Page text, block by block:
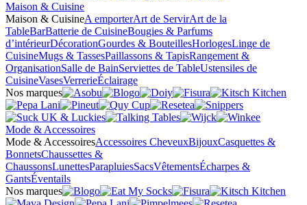
Maison & Cuisine
Maison & CuisineA emporterArt de ServirArt de la
TableBarBatterie de CuisineBougies & Parfums
d’intérieurDécorationGourdes & BouteillesHorlogesLinge de
CuisineMugs & TassesPaillassons & TapisRangement &
OrganisationSalle de BainServiettes de TableUstensiles de
CuisineVasesVerrerieÉclairage
Nos marques
Mode & Accessoires
Mode & AccessoiresAccessoires CheveuxBijouxCasquettes &
BonnetsChaussettes &
ChaussonsLunettesParapluiesSacsVêtementsÉcharpes &
GantsÉventails
Nos marques